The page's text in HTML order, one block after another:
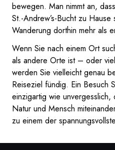
bewegen. Man nimmt an,
St.-Andrew’s-Bucht zu
Wanderung dorthin mehr als
Wenn Sie nach einem Ort
als andere Orte ist – oder
werden Sie vielleicht genau
Reiseziel fündig. Ein Besuch
einzigartig wie
Natur und Mensch
zu einem der